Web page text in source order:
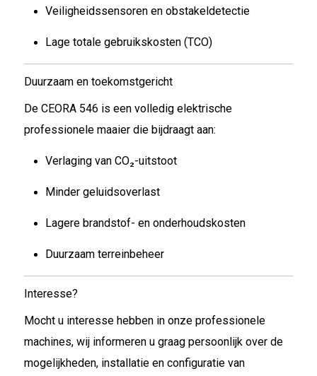
Veiligheidssensoren en obstakeldetectie
Lage totale gebruikskosten (TCO)
Duurzaam en toekomstgericht
De CEORA 546 is een volledig elektrische
professionele maaier die bijdraagt aan:
Verlaging van CO₂-uitstoot
Minder geluidsoverlast
Lagere brandstof- en onderhoudskosten
Duurzaam terreinbeheer
Interesse?
Mocht u interesse hebben in onze professionele
machines, wij informeren u graag persoonlijk over de
mogelijkheden, installatie en configuratie van